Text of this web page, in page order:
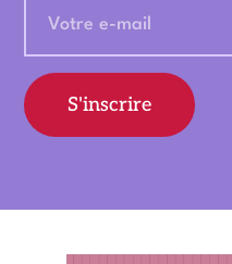
S'inscrire